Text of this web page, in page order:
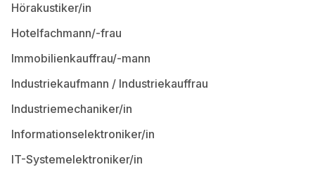
Hörakustiker/in
Hotelfachmann/-frau
Immobilienkauffrau/-mann
Industriekaufmann / Industriekauffrau
Industriemechaniker/in
Informationselektroniker/in
IT-Systemelektroniker/in